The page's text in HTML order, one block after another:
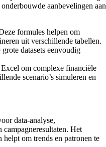
aanbevelingen aan
formules helpen om
uit verschillende tabellen.
datasets eenvoudig
om complexe financiële
scenario’s simuleren en
data-analyse,
campagneresultaten. Het
om trends en patronen te